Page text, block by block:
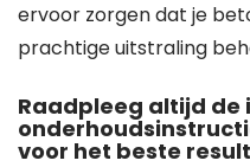
ervoor zorgen dat je
prachtige uitstraling
Raadpleeg altijd
voor het beste